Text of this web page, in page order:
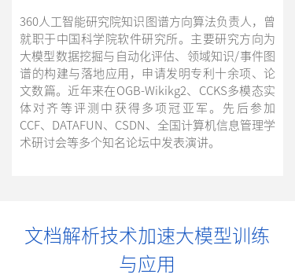
360人工智能研究院知识图谱方向算法负责人，曾
就职于中国科学院软件研究所。主要研究方向为
大模型数据挖掘与自动化评估、领域知识/事件图
谱的构建与落地应用，申请发明专利十余项、论
文数篇。近年来在OGB-Wikikg2、CCKS多模态实
体对齐等评测中获得多项冠亚军。先后参加
CCF、DATAFUN、CSDN、全国计算机信息管理学
术研讨会等多个知名论坛中发表演讲。
文档解析技术加速大模型训练
与应用